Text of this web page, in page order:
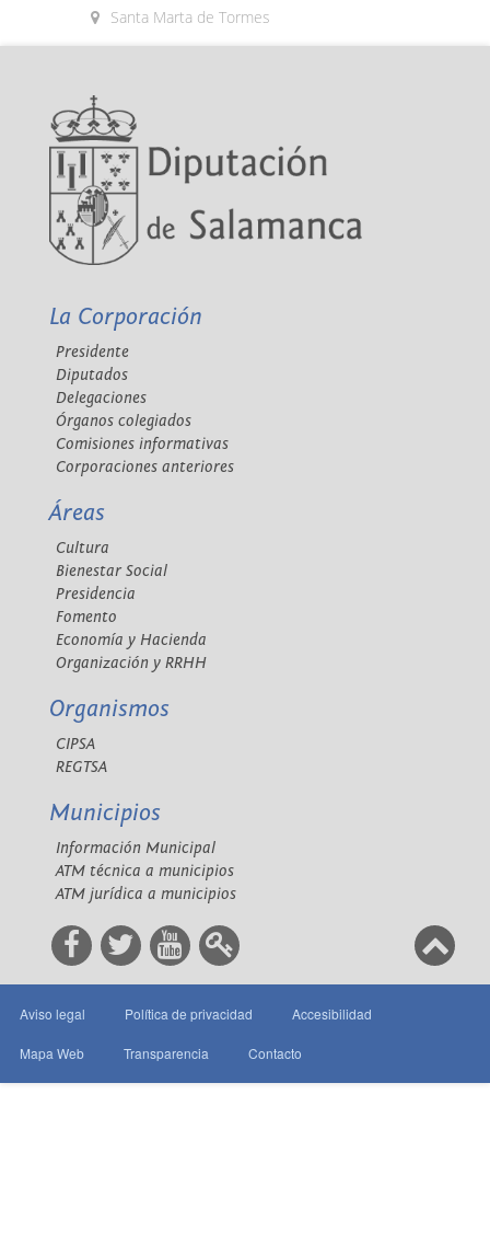
Santa Marta de Tormes
La Corporación
Presidente
Diputados
Delegaciones
Órganos colegiados
Comisiones informativas
Corporaciones anteriores
Áreas
Cultura
Bienestar Social
Presidencia
Fomento
Economía y Hacienda
Organización y RRHH
Organismos
CIPSA
REGTSA
Municipios
Información Municipal
ATM técnica a municipios
ATM jurídica a municipios
Aviso legal Política de privacidad Accesibilidad
Mapa Web Transparencia Contacto